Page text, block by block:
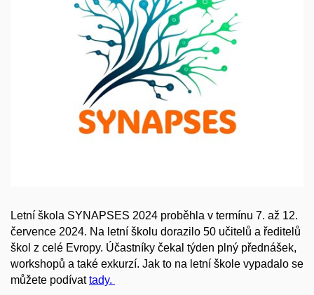
Letní škola SYNAPSES 2024 proběhla v termínu 7. až 12.
července 2024. Na letní školu dorazilo 50 učitelů a ředitelů
škol z celé Evropy. Účastníky čekal týden plný přednášek,
workshopů a také exkurzí. Jak to na letní škole vypadalo se
můžete podívattady.